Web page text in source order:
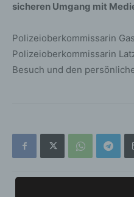
sicheren Umgang mit
Polizeioberkommissarin
Polizeioberkommissarin
Besuch und den